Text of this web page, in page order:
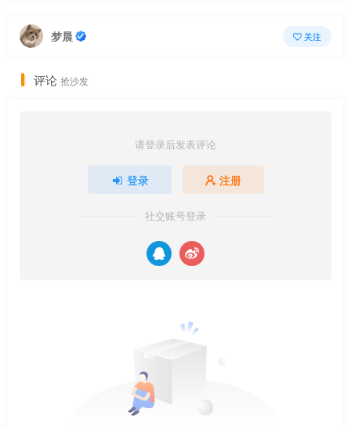
梦晨 关注
评论 抢沙发
请登录后发表评论
登录 注册
社交账号登录